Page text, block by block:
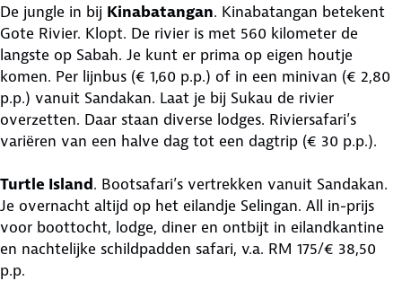
De jungle in bij Kinabatangan. Kinabatangan betekent
Gote Rivier. Klopt. De rivier is met 560 kilometer de
langste op Sabah. Je kunt er prima op eigen houtje
komen. Per lijnbus (€ 1,60 p.p.) of in een minivan (€ 2,80
p.p.) vanuit Sandakan. Laat je bij Sukau de rivier
overzetten. Daar staan diverse lodges. Riviersafari’s
variëren van een halve dag tot een dagtrip (€ 30 p.p.).
Turtle Island. Bootsafari’s vertrekken vanuit Sandakan.
Je overnacht altijd op het eilandje Selingan. All in-prijs
voor boottocht, lodge, diner en ontbijt in eilandkantine
en nachtelijke schildpadden safari, v.a. RM 175/€ 38,50
p.p.